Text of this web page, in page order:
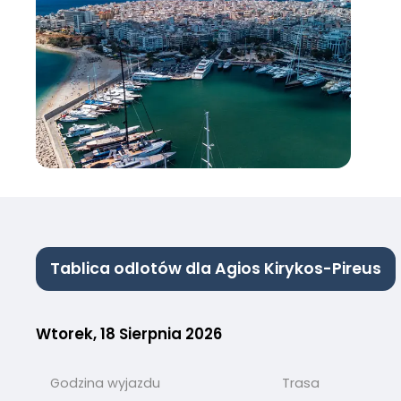
Tablica odlotów dla Agios Kirykos-Pireus
Wtorek, 18 Sierpnia 2026
Godzina wyjazdu Trasa